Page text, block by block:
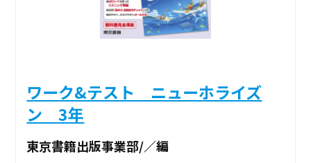
ワーク&テスト ニューホライズ
ン 3年
東京書籍出版事業部/／編